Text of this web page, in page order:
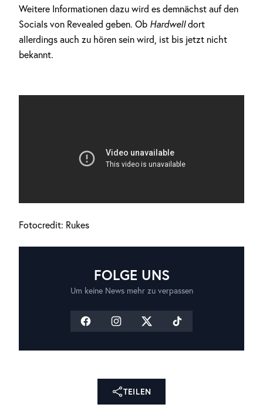
Weitere Informationen dazu wird es demnächst auf den
Socials von Revealed geben. Ob Hardwelldort
allerdings auch zu hören sein wird, ist bis jetzt nicht
bekannt.
Fotocredit: Rukes
FOLGE UNS
Um keine News mehr zu verpassen
TEILEN